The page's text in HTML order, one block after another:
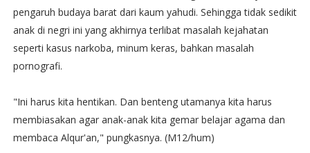
pengaruh budaya barat dari kaum yahudi. Sehingga tidak sedikit
anak di negri ini yang akhirnya terlibat masalah kejahatan
seperti kasus narkoba, minum keras, bahkan masalah
pornografi.
"Ini harus kita hentikan. Dan benteng utamanya kita harus
membiasakan agar anak-anak kita gemar belajar agama dan
membaca Alqur'an," pungkasnya. (M12/hum)